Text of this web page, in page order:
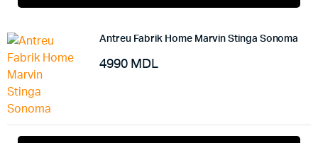
Antreu Fabrik Home Marvin Stinga Sonoma
4990 MDL